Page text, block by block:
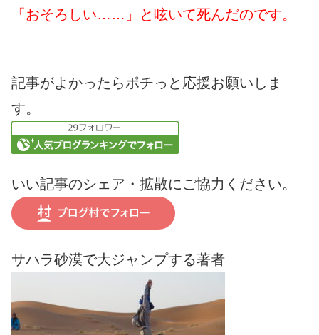
「おそろしい……」と呟いて死んだのです。
記事がよかったらポチっと応援お願いしま
す。
いい記事のシェア・拡散にご協力ください。
サハラ砂漠で大ジャンプする著者